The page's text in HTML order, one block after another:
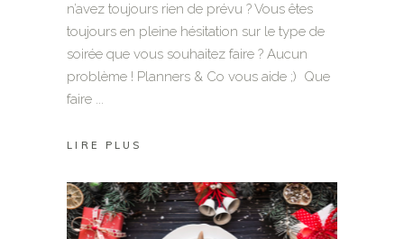
n’avez toujours rien de prévu ? Vous êtes
toujours en pleine hésitation sur le type de
soirée que vous souhaitez faire ? Aucun
problème ! Planners & Co vous aide ;) Que
faire
LIRE PLUS